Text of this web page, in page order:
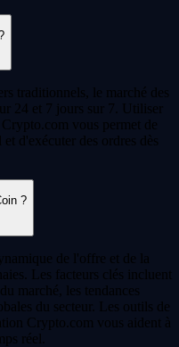
traditionnels, le marché des
24 et 7 jours sur 7. Utiliser
vous permet de
d'exécuter des ordres dès
?
de l'offre et de la
Les facteurs clés incluent
marché, les tendances
du secteur. Les outils de
Crypto.com vous aident à
réel.